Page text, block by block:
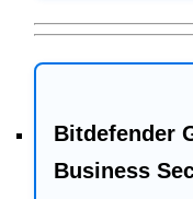
Bitdefender
Business